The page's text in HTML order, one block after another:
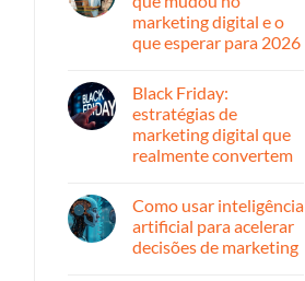
ainda
funciona
começar
o
com
digital
forte
e
estratégica
marketing digital e o
que esperar para 2026
em
Retrospectiva
2025:
o
mudou
digital
o
que
Black Friday:
estratégias de
marketing digital que
realmente convertem
em
Black
Friday:
estratégias
Como usar inteligência
artificial para acelerar
decisões de marketing